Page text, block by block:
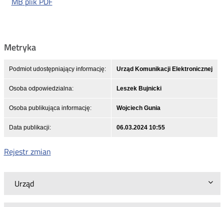
Urząd
Metryka
Podmiot udostępniający informację: Urząd Komunikacji Elektronicznej
Osoba odpowiedzialna: Leszek Bujnicki
Osoba publikująca informację: Wojciech Gunia
Data publikacji: 06.03.2024 10:55
Rejestr zmian